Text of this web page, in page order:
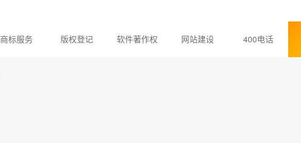
商标服务 版权登记 软件著作权 网站建设 400电话